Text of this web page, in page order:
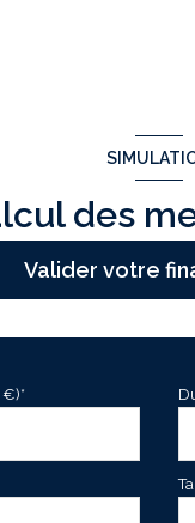
des
Valider votre
€)*